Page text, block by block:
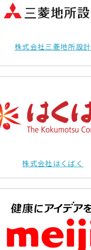
株式会社三菱地所設計
株式会社はくばく